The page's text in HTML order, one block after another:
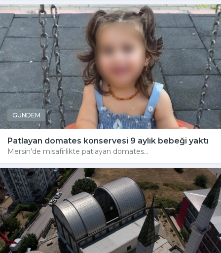
GÜNDEM
Patlayan domates konservesi 9 aylık bebeği yaktı
Mersin'de misafirlikte patlayan domates...